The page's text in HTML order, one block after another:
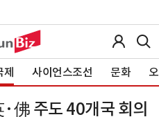
제 사이언스조선 문화
佛 주도 40개국 회의